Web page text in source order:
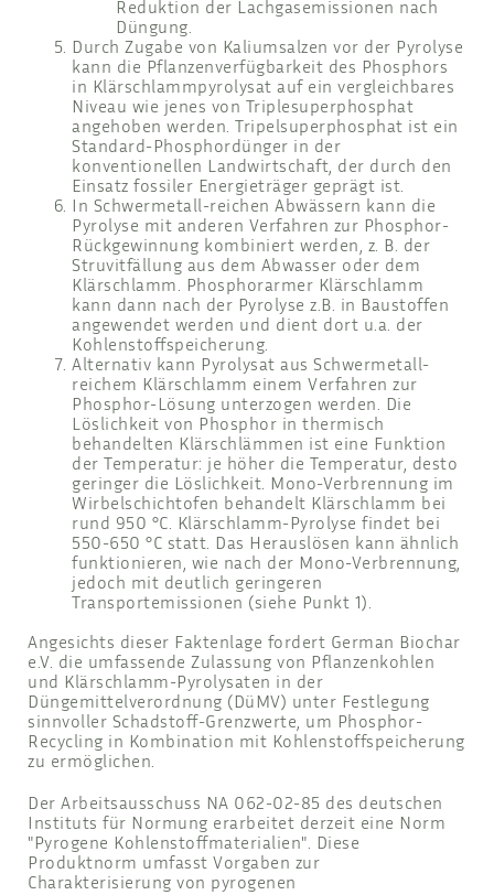
Reduktion der Lachgasemissionen nach
Düngung.
Durch Zugabe von Kaliumsalzen vor der Pyrolyse
kann die Pflanzenverfügbarkeit des Phosphors
in Klärschlammpyrolysat auf ein vergleichbares
Niveau wie jenes von Triplesuperphosphat
angehoben werden. Tripelsuperphosphat ist ein
Standard-Phosphordünger in der
konventionellen Landwirtschaft, der durch den
Einsatz fossiler Energieträger geprägt ist.
In Schwermetall-reichen Abwässern kann die
Pyrolyse mit anderen Verfahren zur Phosphor-
Rückgewinnung kombiniert werden, z. B. der
Struvitfällung aus dem Abwasser oder dem
Klärschlamm. Phosphorarmer Klärschlamm
kann dann nach der Pyrolyse z.B. in Baustoffen
angewendet werden und dient dort u.a. der
Kohlenstoffspeicherung.
Alternativ kann Pyrolysat aus Schwermetall-
reichem Klärschlamm einem Verfahren zur
Phosphor-Lösung unterzogen werden. Die
Löslichkeit von Phosphor in thermisch
behandelten Klärschlämmen ist eine Funktion
der Temperatur: je höher die Temperatur, desto
geringer die Löslichkeit. Mono-Verbrennung im
Wirbelschichtofen behandelt Klärschlamm bei
rund 950 °C. Klärschlamm-Pyrolyse findet bei
550-650 °C statt. Das Herauslösen kann ähnlich
funktionieren, wie nach der Mono-Verbrennung,
jedoch mit deutlich geringeren
Transportemissionen (siehe Punkt 1).
Angesichts dieser Faktenlage fordert German Biochar
e.V. die umfassende Zulassung von Pflanzenkohlen
und Klärschlamm-Pyrolysaten in der
Düngemittelverordnung (DüMV) unter Festlegung
sinnvoller Schadstoff-Grenzwerte, um Phosphor-
Recycling in Kombination mit Kohlenstoffspeicherung
zu ermöglichen.
Der Arbeitsausschuss NA 062-02-85 des deutschen
Instituts für Normung erarbeitet derzeit eine Norm
"Pyrogene Kohlenstoffmaterialien". Diese
Produktnorm umfasst Vorgaben zur
Charakterisierung von pyrogenen